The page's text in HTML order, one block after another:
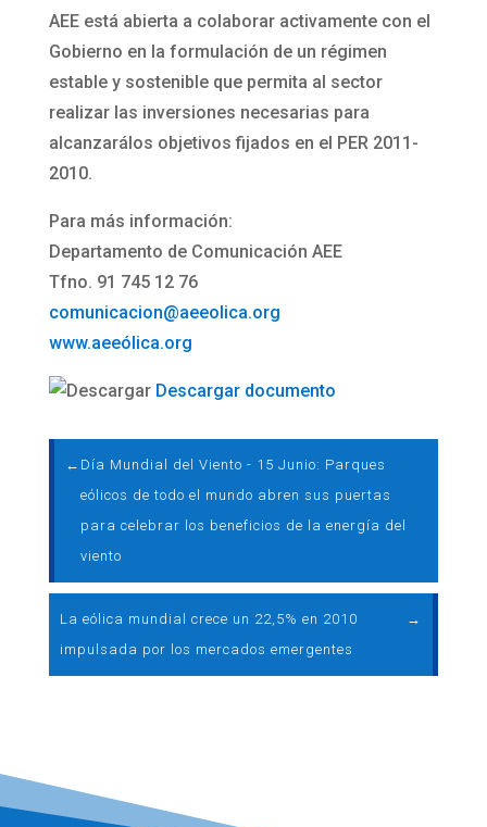
AEE está abierta a colaborar activamente con el
Gobierno en la formulación de un régimen
estable y sostenible que permita al sector
realizar las inversiones necesarias para
alcanzarálos objetivos fijados en el PER 2011-
2010.
Para más información:
Departamento de Comunicación AEE
Tfno. 91 745 12 76
comunicacion@aeeolica.org
www.aeeólica.org
Descargar documento
← Día Mundial del Viento - 15 Junio: Parques
eólicos de todo el mundo abren sus puertas
para celebrar los beneficios de la energía del
viento
La eólica mundial crece un 22,5% en 2010
impulsada por los mercados emergentes
→